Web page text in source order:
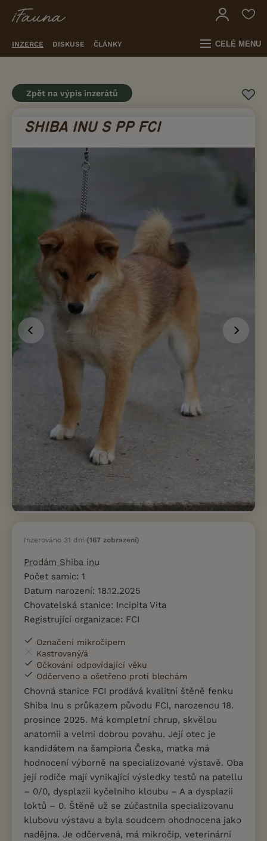
INZERCE DISKUSE ČLÁNKY CELÉ MENU
Zpět na výpis inzerátů
Inzerováno 31 dní (167 zobrazení)
Prodám Shiba inu
Počet samic: 1
Datum narození: 18.12.2025
Chovatelská stanice: Incipita Vita
Registrující organizace: FCI
Označení mikročipem
Kastrovaný/á
Očkování odpovídající věku
Odčerveno a ošetřeno proti blechám
Chovná stanice FCI prodává kvalitní štěně fenku
Shiba Inu s průkazem původu FCI, narozenou 18.
prosince 2025. Má kompletní chrup, skvělou
anatomii a velmi dobrou povahu. Její otec je
kandidátem na šampiona Česka, matka má
hodnocení výborně na specializované výstavě. Oba
její rodiče mají vynikající výsledky testů na patellu
– 0/0, dysplazii kyčelního kloubu – A a dysplazii
loktů – 0. Štěně už se zúčastnila specializovanu
klubovu výstavu a byla soudcem ohodnocena jako
nadějna. Je odčervená, má mikročip, veterinární
SHIBA INU S PP FCI